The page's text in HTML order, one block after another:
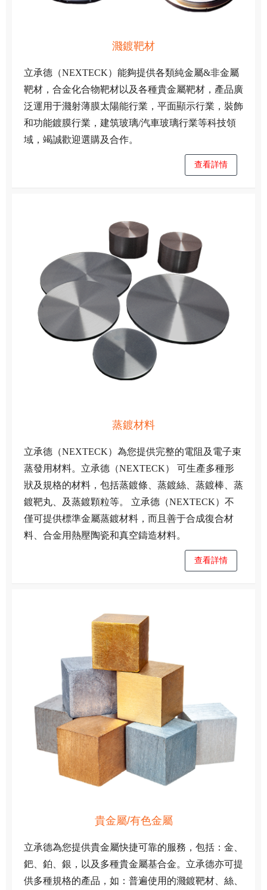
濺鍍靶材
立承德（NEXTECK）能夠提供各類純金屬&非金屬
靶材，合金化合物靶材以及各種貴金屬靶材，產品廣
泛運用于濺射薄膜太陽能行業，平面顯示行業，裝飾
和功能鍍膜行業，建筑玻璃/汽車玻璃行業等科技領
域，竭誠歡迎選購及合作。
查看詳情
蒸鍍材料
立承德（NEXTECK）為您提供完整的電阻及電子束
蒸發用材料。立承德（NEXTECK） 可生產多種形
狀及規格的材料，包括蒸鍍條、蒸鍍絲、蒸鍍棒、蒸
鍍靶丸、及蒸鍍顆粒等。 立承德（NEXTECK）不
僅可提供標準金屬蒸鍍材料，而且善于合成復合材
料、合金用熱壓陶瓷和真空鑄造材料。
查看詳情
貴金屬/有色金屬
立承德為您提供貴金屬快捷可靠的服務，包括：金、
鈀、鉑、銀，以及多種貴金屬基合金。立承德亦可提
供多種規格的產品，如：普遍使用的濺鍍靶材、絲、